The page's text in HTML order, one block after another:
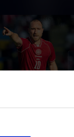
Eriksen igen
TV 2 til